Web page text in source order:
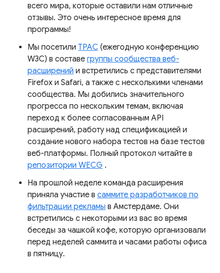
всего мира, которые оставили нам отличные
отзывы. Это очень интересное время для
программы!
Мы посетили TPAC (ежегодную конференцию
W3C) в составе группы сообщества веб-
расширений и встретились с представителями
Firefox и Safari, а также с несколькими членами
сообщества. Мы добились значительного
прогресса по нескольким темам, включая
переход к более согласованным API
расширений, работу над спецификацией и
создание нового набора тестов на базе тестов
веб-платформы. Полный протокол читайте в
репозитории WECG .
На прошлой неделе команда расширения
приняла участие в саммите разработчиков по
фильтрации рекламы в Амстердаме. Они
встретились с некоторыми из вас во время
беседы за чашкой кофе, которую организовали
перед неделей саммита и часами работы офиса
в пятницу.